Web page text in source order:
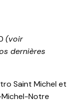
(voir
dernières
Saint Michel et
Michel-Notre